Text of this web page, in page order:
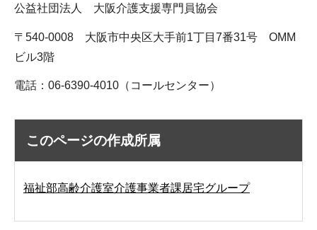
公益社団法人 大阪介護支援専門員協会
〒540-0008 大阪市中央区大手前1丁目7番31号 OMM
ビル3階
電話：06-6390-4010（コールセンター）
このページの作成所属
福祉部高齢介護室介護事業者課居宅グループ